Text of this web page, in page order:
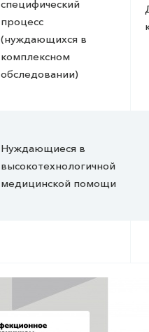
специфический
процесс
(нуждающихся в
комплексном
обследовании)
Нуждающиеся в
высокотехнологичной
медицинской помощи